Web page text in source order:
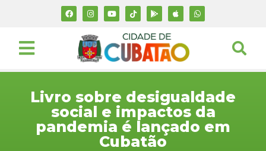
Livro sobre desigualdade
social e impactos da
pandemia é lançado em
Cubatão